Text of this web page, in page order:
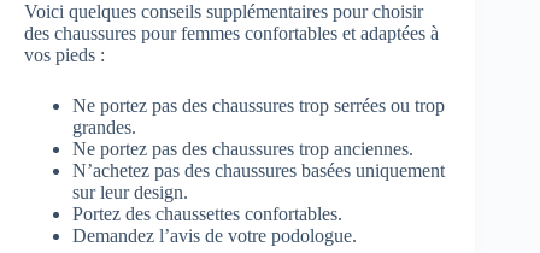
Voici quelques conseils supplémentaires pour choisir
des chaussures pour femmes confortables et adaptées à
vos pieds :
Ne portez pas des chaussures trop serrées ou trop
grandes.
Ne portez pas des chaussures trop anciennes.
N’achetez pas des chaussures basées uniquement
sur leur design.
Portez des chaussettes confortables.
Demandez l’avis de votre podologue.